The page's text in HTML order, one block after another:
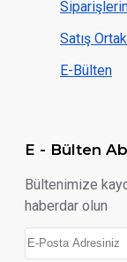
Satış
E-Bülten
E - Bülten
Bültenimize
haberdar olun